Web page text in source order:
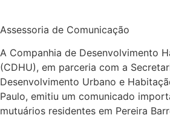
Assessoria de Comunicação
A Companhia de Desenvolvimento
(CDHU), em parceria com a
Desenvolvimento Urbano e
Paulo, emitiu um comunicado
mutuários residentes em Pereira